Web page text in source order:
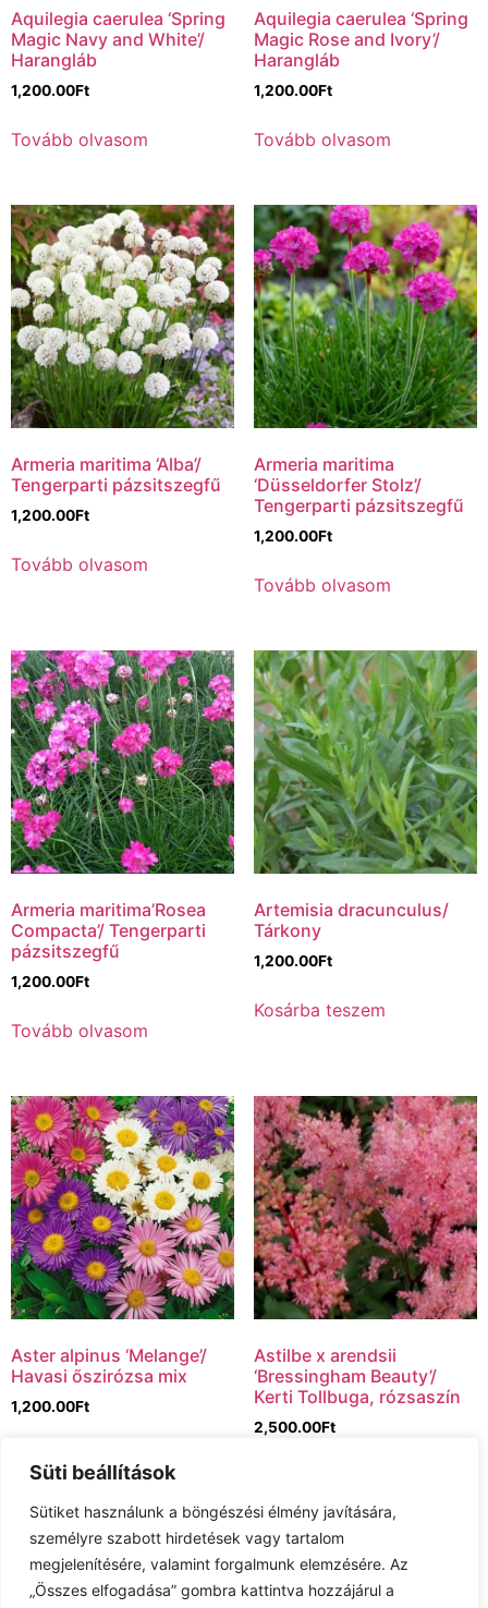
Süti beállítások
Sütiket használunk a böngészési élmény javítására,
személyre szabott hirdetések vagy tartalom
megjelenítésére, valamint forgalmunk elemzésére. Az
„Összes elfogadása” gombra kattintva hozzájárul a
Aquilegia caerulea ‘Spring
Magic Navy and White’/
Harangláb
1,200.00Ft
Tovább olvasom
Aquilegia caerulea ‘Spring
Magic Rose and Ivory’/
Harangláb
1,200.00Ft
Tovább olvasom
Armeria maritima ‘Alba’/
Tengerparti pázsitszegfű
1,200.00Ft
Tovább olvasom
Armeria maritima
‘Düsseldorfer Stolz’/
Tengerparti pázsitszegfű
1,200.00Ft
Tovább olvasom
Armeria maritima’Rosea
Compacta’/ Tengerparti
pázsitszegfű
1,200.00Ft
Tovább olvasom
Artemisia dracunculus/
Tárkony
1,200.00Ft
Kosárba teszem
Aster alpinus ‘Melange’/
Havasi őszirózsa mix
1,200.00Ft
Astilbe x arendsii
‘Bressingham Beauty’/
Kerti Tollbuga, rózsaszín
2,500.00Ft
1 2 3 … 16 →